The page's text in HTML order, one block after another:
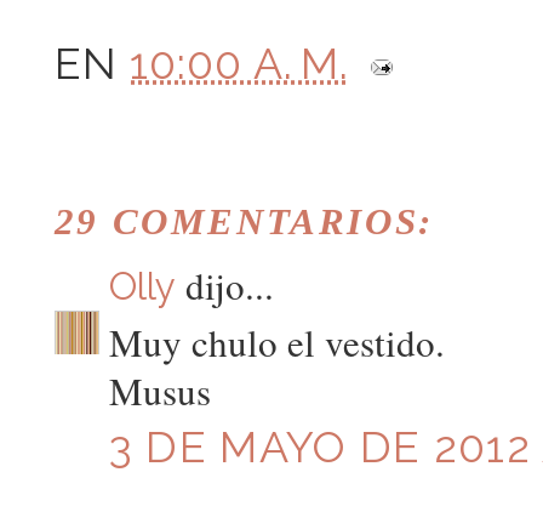
EN 10:00 A. M.
29 COMENTARIOS:
Olly dijo...
Muy chulo el vestido.
Musus
3 DE MAYO DE